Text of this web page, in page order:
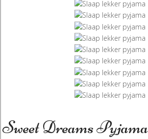
Sweet Dreams Pyjama